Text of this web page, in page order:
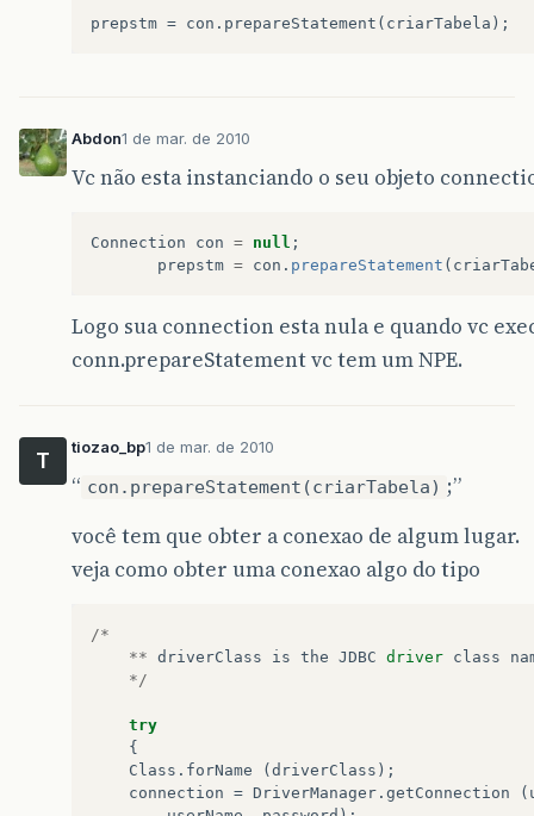
Abdon1 de mar. de 2010
Vc não esta instanciando o seu objeto
Connection con = null ;
prepstm = con . prepareStatement (
Logo sua connection esta nula e quando vc
conn.prepareStatement vc tem um NPE.
T
tiozao_bp1 de mar. de 2010
“ con.prepareStatement(criarTabela) ;”
você tem que obter a conexao de algum lugar.
veja como obter uma conexao algo do tipo
/*
** driverClass is the JDBC driver class
*/
try
{
Class . forName (driverClass );
connection = DriverManager . getConnection (